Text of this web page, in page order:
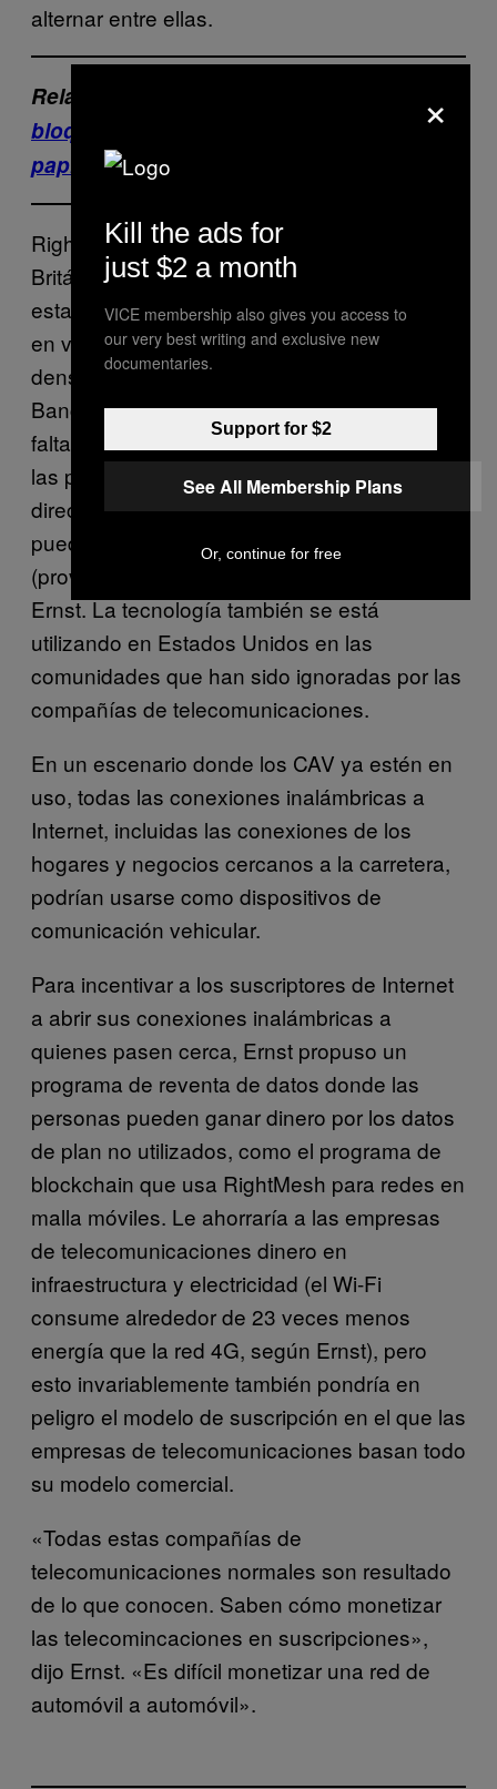
alternar entre ellas.
Relacionados:
bloquear su GPS con una bolsa de
papitas
RightMesh, con sede en la Columbia
Británica, está desarrollando actualmente
estas redes en lugares del mundo que están
en vías de desarrollo y que tienen una gran
densidad poblacional, como la India,
Bangladesh y América Latina, donde hace
falta Wi-Fi e infraestructura celular. «Todas
las personas que estén conectadas
directamente a una torre del telefonía celular
pueden convertirse en su propio mini-ISP
(proveedor de servicios de Internet)», dijo
Ernst. La tecnología también se está
utilizando en Estados Unidos en las
comunidades que han sido ignoradas por las
compañías de telecomunicaciones.
En un escenario donde los CAV ya estén en
uso, todas las conexiones inalámbricas a
Internet, incluidas las conexiones de los
hogares y negocios cercanos a la carretera,
podrían usarse como dispositivos de
comunicación vehicular.
Para incentivar a los suscriptores de Internet
a abrir sus conexiones inalámbricas a
quienes pasen cerca, Ernst propuso un
programa de reventa de datos donde las
personas pueden ganar dinero por los datos
de plan no utilizados, como el programa de
blockchain que usa RightMesh para redes en
malla móviles. Le ahorraría a las empresas
de telecomunicaciones dinero en
infraestructura y electricidad (el Wi-Fi
consume alrededor de 23 veces menos
energía que la red 4G, según Ernst), pero
esto invariablemente también pondría en
peligro el modelo de suscripción en el que las
empresas de telecomunicaciones basan todo
su modelo comercial.
«Todas estas compañías de
telecomunicaciones normales son resultado
de lo que conocen. Saben cómo monetizar
las telecomincaciones en suscripciones»,
dijo Ernst. «Es difícil monetizar una red de
automóvil a automóvil».
×
Kill the ads for
just $2 a month
VICE membership also gives you access to
our very best writing and exclusive new
documentaries.
Support for $2
See All Membership Plans
Or, continue for free